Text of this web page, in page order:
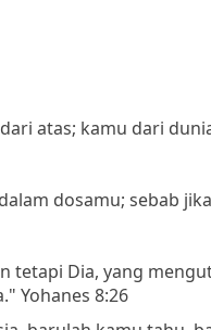
atas; kamu dari
dosamu; sebab
Dia, yang
Yohanes 8:26